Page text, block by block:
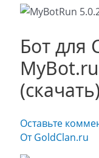
Бот для
(скачать)
Оставьте
От GoldClan.ru